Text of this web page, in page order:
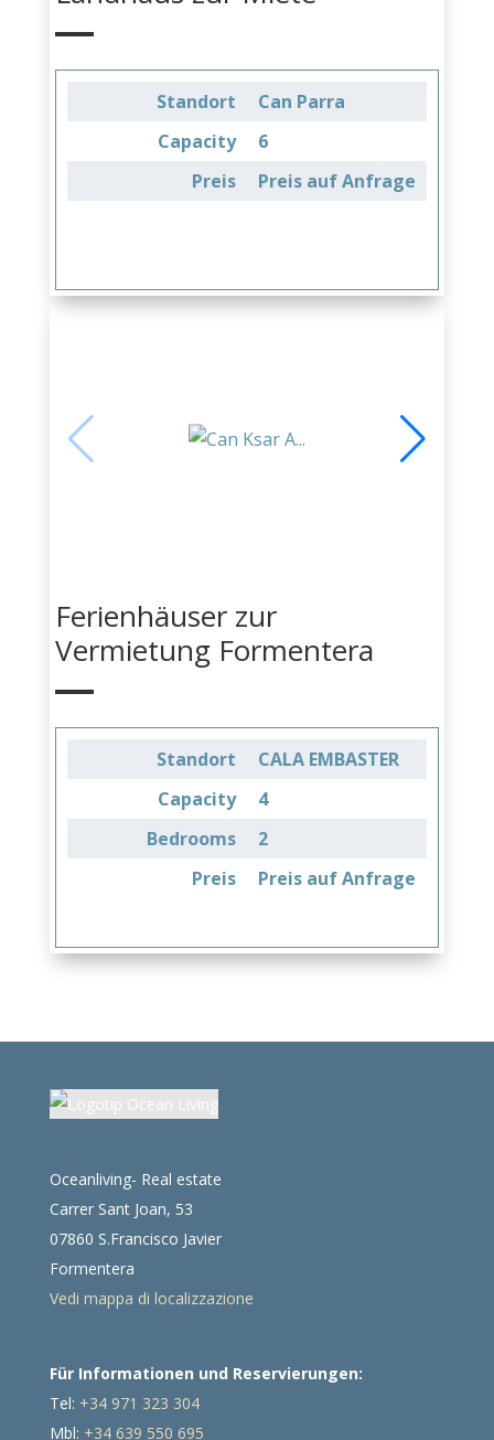
Standort
Can Parra
Capacity
6
Preis
Preis auf Anfrage
Ferienhäuser zur
Vermietung Formentera
Standort
CALA EMBASTER
Capacity
4
Bedrooms
2
Preis
Preis auf Anfrage
Oceanliving- Real estate
Carrer Sant Joan, 53
07860 S.Francisco Javier
Formentera
Vedi mappa di localizzazione
Für Informationen und Reservierungen:
Tel: +34 971 323 304
Mbl: +34 639 550 695